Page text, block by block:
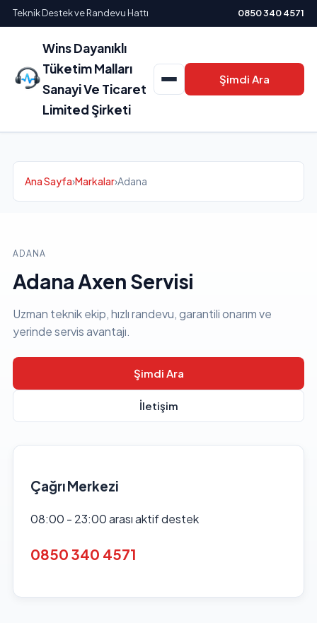
Teknik Destek ve Randevu Hattı 0850 340 4571
Wins Dayanıklı
Tüketim Malları
Sanayi Ve Ticaret
Limited Şirketi
Şimdi Ara
Ana Sayfa›Markalar›Adana
ADANA
Adana Axen Servisi
Uzman teknik ekip, hızlı randevu, garantili onarım ve
yerinde servis avantajı.
Şimdi Ara
İletişim
Çağrı Merkezi
08:00 - 23:00 arası aktif destek
0850 340 4571